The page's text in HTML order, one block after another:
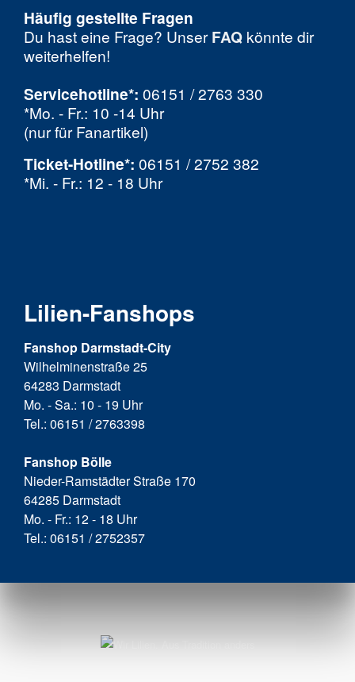
Häufig gestellte Fragen
Du hast eine Frage? Unser FAQ könnte dir
weiterhelfen!
Servicehotline*: 06151 / 2763 330
*Mo. - Fr.: 10 -14 Uhr
(nur für Fanartikel)
Ticket-Hotline*: 06151 / 2752 382
*Mi. - Fr.: 12 - 18 Uhr
Lilien-Fanshops
Fanshop Darmstadt-City
Wilhelminenstraße 25
64283 Darmstadt
Mo. - Sa.: 10 - 19 Uhr
Tel.: 06151 / 2763398
Fanshop Bölle
Nieder-Ramstädter Straße 170
64285 Darmstadt
Mo. - Fr.: 12 - 18 Uhr
Tel.: 06151 / 2752357